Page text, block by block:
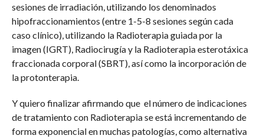
sesiones de irradiación, utilizando los denominados
hipofraccionamientos (entre 1-5-8 sesiones según cada
caso clínico), utilizando la Radioterapia guiada por la
imagen (IGRT), Radiocirugía y la Radioterapia esterotáxica
fraccionada corporal (SBRT), así como la incorporación de
la protonterapia.
Y quiero finalizar afirmando que el número de indicaciones
de tratamiento con Radioterapia se está incrementando de
forma exponencial en muchas patologías, como alternativa